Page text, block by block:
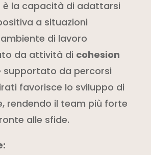
è la capacità di adattarsi
a situazioni
di lavoro
da attività di cohesion
supportato da percorsi
favorisce lo sviluppo di
rendendo il team più forte
alle sfide.